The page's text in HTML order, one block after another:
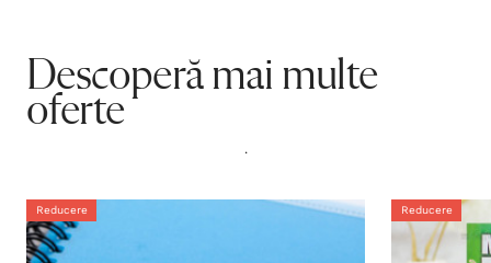
Descoperă mai multe
oferte
.
Reducere Reducere